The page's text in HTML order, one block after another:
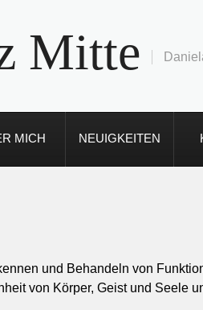
Mitte
MICH NEUIGKEITEN
und Behandeln von
von Körper, Geist und Seele